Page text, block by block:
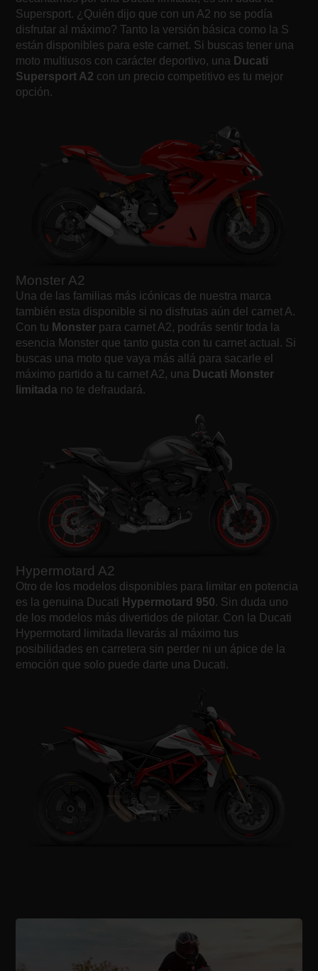
Supersport. ¿Quién dijo que con un A2 no se podía
disfrutar al máximo? Tanto la versión básica como la S
están disponibles para este carnet. Si buscas tener una
moto multiusos con carácter deportivo, una Ducati
Supersport A2 con un precio competitivo es tu mejor
opción.
Monster A2
Una de las familias más icónicas de nuestra marca
también esta disponible si no disfrutas aún del carnet A.
Con tu Monster para carnet A2, podrás sentir toda la
esencia Monster que tanto gusta con tu carnet actual. Si
buscas una moto que vaya más allá para sacarle el
máximo partido a tu carnet A2, una Ducati Monster
limitada no te defraudará.
Hypermotard A2
Otro de los modelos disponibles para limitar en potencia
es la genuina Ducati Hypermotard 950. Sin duda uno
de los modelos más divertidos de pilotar. Con la Ducati
Hypermotard limitada llevarás al máximo tus
posibilidades en carretera sin perder ni un ápice de la
emoción que solo puede darte una Ducati.